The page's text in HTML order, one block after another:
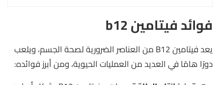
فوائد فيتامين b12
يعد فيتامين B12 من العناصر الضرورية لصحة الجسم، ويلعب
دورًا هامًا في العديد من العمليات الحيوية، ومن أبرز فوائده: